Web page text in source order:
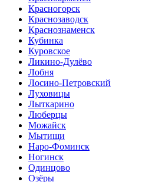
Красногорск
Краснозаводск
Краснознаменск
Кубинка
Куровское
Ликино-Дулёво
Лобня
Лосино-Петровский
Луховицы
Лыткарино
Люберцы
Можайск
Мытищи
Наро-Фоминск
Ногинск
Одинцово
Озёры